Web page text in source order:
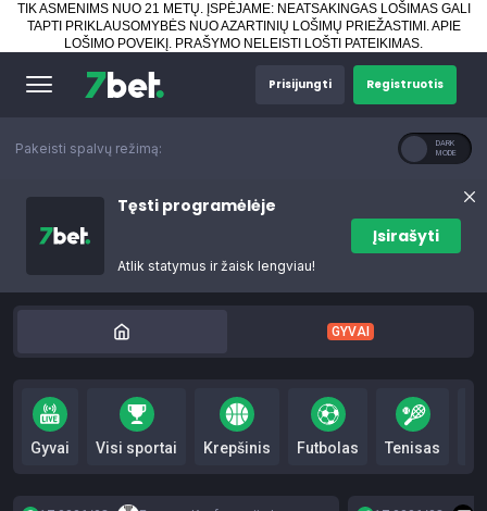
TIK ASMENIMS NUO 21 METŲ. ĮSPĖJAME: NEATSAKINGAS LOŠIMAS GALI
TAPTI PRIKLAUSOMYBĖS NUO AZARTINIŲ LOŠIMŲ PRIEŽASTIMI.APIE
LOŠIMO POVEIKĮ . PRAŠYMO NELEISTI LOŠTI PATEIKIMAS.
Prisijungti Registruotis
Pakeisti spalvų režimą:
Tęsti programėlėje
Atlik statymus ir žaisk lengviau!
Įsirašyti